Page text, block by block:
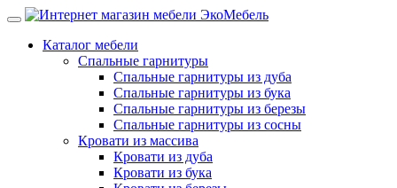
Каталог мебели
Спальные гарнитуры
Спальные гарнитуры из дуба
Спальные гарнитуры из бука
Спальные гарнитуры из березы
Спальные гарнитуры из сосны
Кровати из массива
Кровати из дуба
Кровати из бука